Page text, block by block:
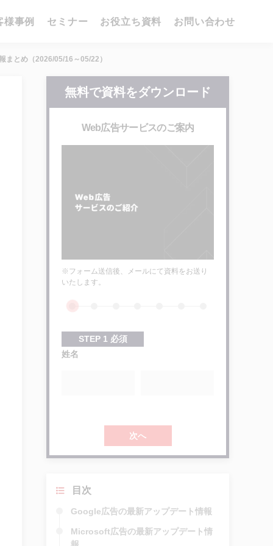
様事例 セミナー お役立ち資料 お問い合わせ
まとめ（2026/05/16～05/22）
無料で資料をダウンロード
Web広告サービスのご案内
※フォーム送信後、メールにて資料をお送り
いたします。
STEP 1 必須
姓名
次へ
目次
Google広告の最新アップデート情報
Microsoft広告の最新アップデート情
報